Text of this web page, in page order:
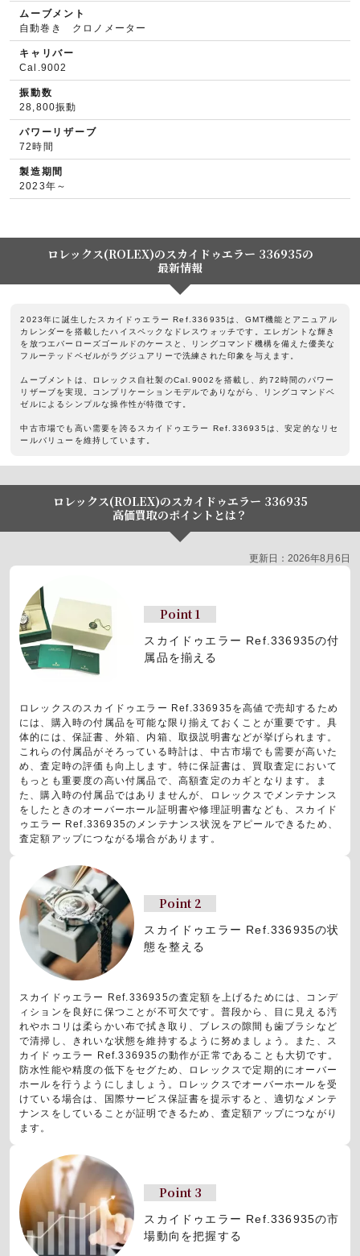
ムーブメント
自動巻き クロノメーター
キャリバー
Cal.9002
振動数
28,800振動
パワーリザーブ
72時間
製造期間
2023年～
ロレックス(ROLEX)のスカイドゥエラー 336935の
最新情報
2023年に誕生したスカイドゥエラー Ref.336935は、GMT機能とアニュアル
カレンダーを搭載したハイスペックなドレスウォッチです。エレガントな輝き
を放つエバーローズゴールドのケースと、リングコマンド機構を備えた優美な
フルーテッドベゼルがラグジュアリーで洗練された印象を与えます。
ムーブメントは、ロレックス自社製のCal.9002を搭載し、約72時間のパワー
リザーブを実現。コンプリケーションモデルでありながら、リングコマンドベ
ゼルによるシンプルな操作性が特徴です。
中古市場でも高い需要を誇るスカイドゥエラー Ref.336935は、安定的なリセ
ールバリューを維持しています。
ロレックス(ROLEX)のスカイドゥエラー 336935
高価買取のポイントとは？
更新日：2026年8月6日
Point 1
スカイドゥエラー Ref.336935の付
属品を揃える
ロレックスのスカイドゥエラー Ref.336935を高値で売却するため
には、購入時の付属品を可能な限り揃えておくことが重要です。具
体的には、保証書、外箱、内箱、取扱説明書などが挙げられます。
これらの付属品がそろっている時計は、中古市場でも需要が高いた
め、査定時の評価も向上します。特に保証書は、買取査定において
もっとも重要度の高い付属品で、高額査定のカギとなります。ま
た、購入時の付属品ではありませんが、ロレックスでメンテナンス
をしたときのオーバーホール証明書や修理証明書なども、スカイド
ゥエラー Ref.336935のメンテナンス状況をアピールできるため、
査定額アップにつながる場合があります。
Point 2
スカイドゥエラー Ref.336935の状
態を整える
スカイドゥエラー Ref.336935の査定額を上げるためには、コンデ
ィションを良好に保つことが不可欠です。普段から、目に見える汚
れやホコリは柔らかい布で拭き取り、ブレスの隙間も歯ブラシなど
で清掃し、きれいな状態を維持するように努めましょう。また、ス
カイドゥエラー Ref.336935の動作が正常であることも大切です。
防水性能や精度の低下をセグため、ロレックスで定期的にオーバー
ホールを行うようにしましょう。ロレックスでオーバーホールを受
けている場合は、国際サービス保証書を提示すると、適切なメンテ
ナンスをしていることが証明できるため、査定額アップにつながり
ます。
Point 3
スカイドゥエラー Ref.336935の市
場動向を把握する